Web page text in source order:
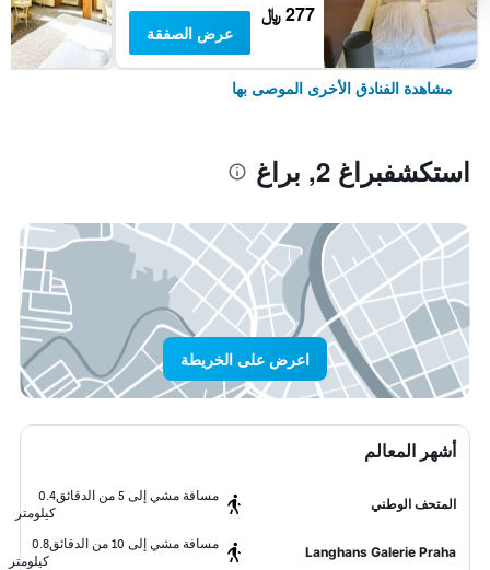
277 ﷼
عرض الصفقة
مشاهدة الفنادق الأخرى الموصى بها
استكشفبراغ 2, براغ
اعرض على الخريطة
أشهر المعالم
المتحف الوطني
مسافة مشي إلى 5 من الدقائق
0.4
كيلومتر
Langhans Galerie Praha
مسافة مشي إلى 10 من الدقائق
0.8
كيلومتر